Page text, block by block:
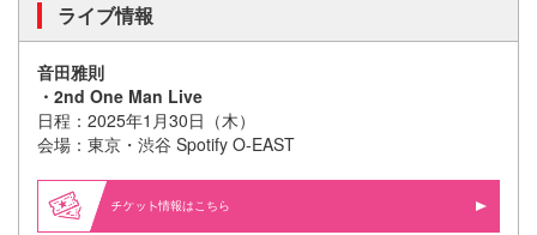
ライブ情報
音田雅則
・2nd One Man Live
日程：2025年1月30日（木）
会場：東京・渋谷 Spotify O-EAST
情報はこちら